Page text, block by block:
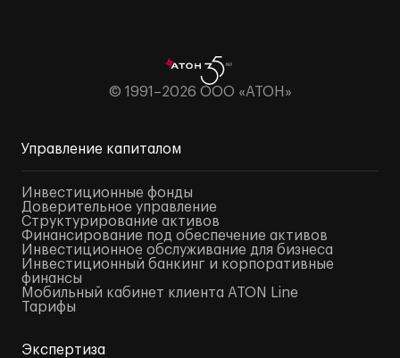
© 1991–2026 ООО «АТОН»
Управление капиталом
Инвестиционные фонды
Доверительное управление
Структурирование активов
Финансирование под обеспечение активов
Инвестиционное обслуживание для бизнеса
Инвестиционный банкинг и корпоративные
финансы
Мобильный кабинет клиента ATON Line
Тарифы
Экспертиза